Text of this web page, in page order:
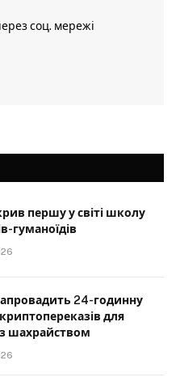
соц. мережі
першу у світі школу
гуманоїдів
24-годинну
для
шахрайством